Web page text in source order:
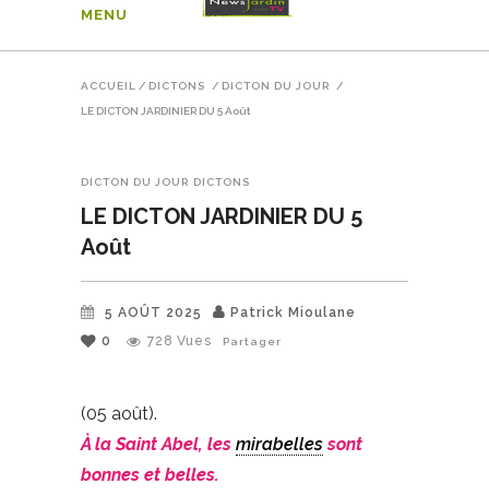
MENU
ACCUEIL / DICTONS / DICTON DU JOUR /
LE DICTON JARDINIER DU 5 Août
DICTON DU JOUR DICTONS
LE DICTON JARDINIER DU 5
Août
5 AOÛT 2025
Patrick Mioulane
0
728 Vues Partager
(05 août).
À la Saint Abel, les mirabellessont
bonnes et belles.